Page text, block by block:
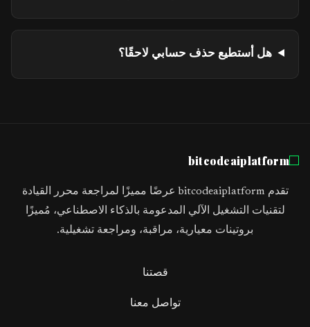
هل أستطيع حذف حسابي لاحقًا؟
bitcodeaiplatform
تقدم bitcodeaiplatform عرضًا مميزًا لمراجعة محرر القيادة
لتقنيات التشغيل الآلي المدعومة بالذكاء الاصطناعي، مُميزًا
بروتينات معيارية، مراقبة، ومراجعة تشغيلية.
قصتنا
تواصل معنا